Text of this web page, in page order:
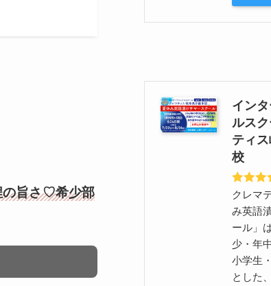
の旨さ♡希少部
イン
ルス
ティ
校
クレマ
み英語
ール」
少・年
小学生
とした